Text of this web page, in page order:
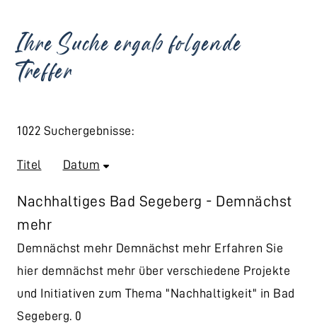
Ihre Suche ergab folgende
Treffer
1022 Suchergebnisse:
Titel Datum
Nachhaltiges Bad Segeberg - Demnächst
mehr
Demnächst mehr Demnächst mehr Erfahren Sie
hier demnächst mehr über verschiedene Projekte
und Initiativen zum Thema "Nachhaltigkeit" in Bad
Segeberg. 0